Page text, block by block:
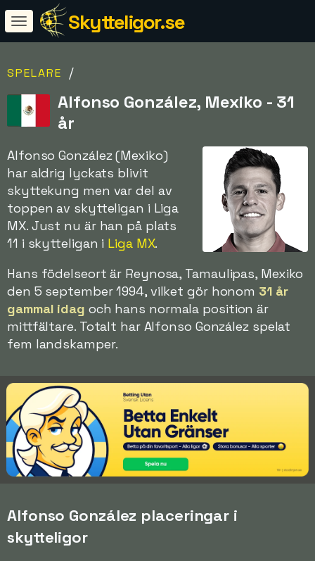
Skytteligor.se
SPELARE /
Alfonso González, Mexiko - 31
år
Alfonso González (Mexiko)
har aldrig lyckats blivit
skyttekung men var del av
toppen av skytteligan i Liga
MX. Just nu är han på plats
11 i skytteligan i Liga MX.
Hans födelseort är Reynosa, Tamaulipas, Mexiko
den 5 september 1994, vilket gör honom 31 år
gammal idag och hans normala position är
mittfältare. Totalt har Alfonso González spelat
fem landskamper.
Alfonso González placeringar i
skytteligor